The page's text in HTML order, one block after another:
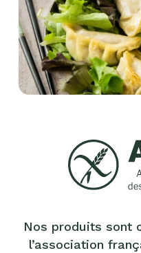
Nos produits sont
l’association